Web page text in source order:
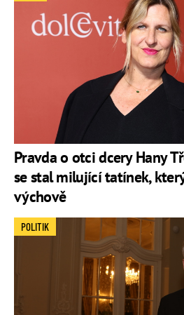
Pravda o otci dcery Hany
se stal milující tatínek,
výchově
POLITIK